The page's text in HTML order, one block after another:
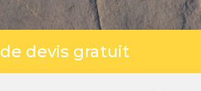
devis gratuit